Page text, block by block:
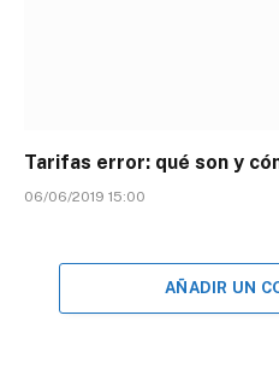
Tarifas error: qué son y
06/06/2019 15:00
AÑADIR UN